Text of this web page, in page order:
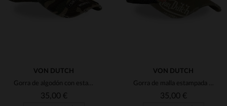
VON DUTCH
Gorra de algodón con estampado de camuflaje y parches.
35,00 €
VON DUTCH
Gorra de malla estampada en negro, rojo y caqui con logo desgastado.
35,00 €